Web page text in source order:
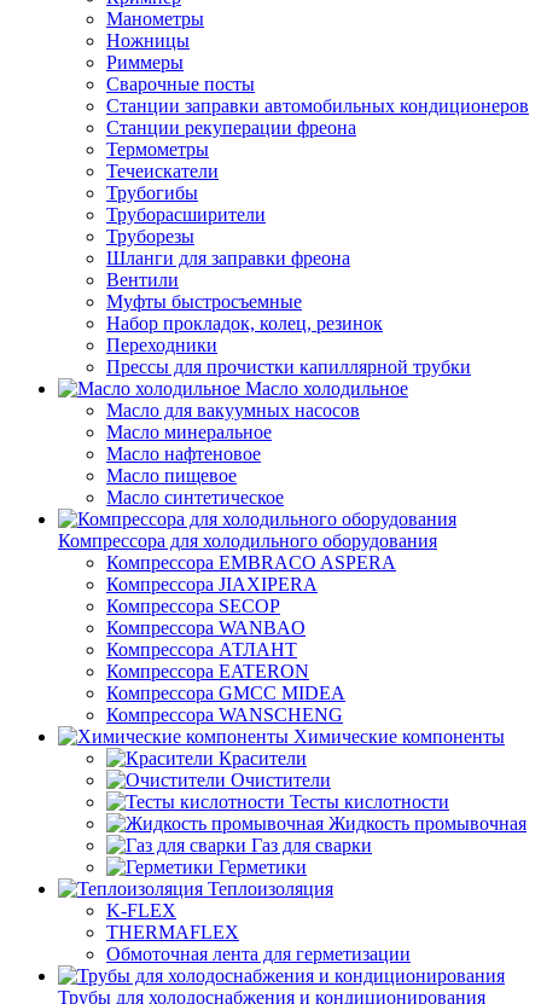
Манометры
Ножницы
Риммеры
Сварочные посты
Станции заправки автомобильных кондиционеров
Станции рекуперации фреона
Термометры
Течеискатели
Трубогибы
Труборасширители
Труборезы
Шланги для заправки фреона
Вентили
Муфты быстросъемные
Набор прокладок, колец, резинок
Переходники
Прессы для прочистки капиллярной трубки
Масло холодильное
Масло для вакуумных насосов
Масло минеральное
Масло нафтеновое
Масло пищевое
Масло синтетическое
Компрессора для холодильного оборудования
Компрессора EMBRACO ASPERA
Компрессора JIAXIPERA
Компрессора SECOP
Компрессора WANBAO
Компрессора АТЛАНТ
Компрессора EATERON
Компрессора GMCC MIDEA
Компрессора WANSCHENG
Химические компоненты
Красители
Очистители
Тесты кислотности
Жидкость промывочная
Газ для сварки
Герметики
Теплоизоляция
K-FLEX
THERMAFLEX
Обмоточная лента для герметизации
Трубы для холодоснабжения и кондиционирования